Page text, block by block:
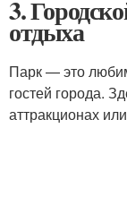
3.
отдыха
Парк — это
гостей города.
аттракционах